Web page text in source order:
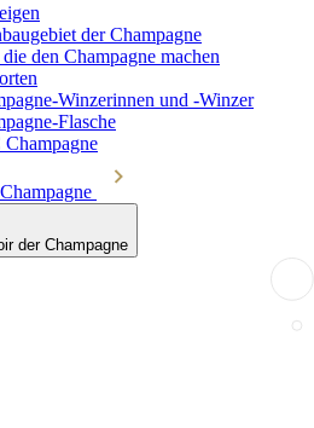
der Champagne
den Champagne machen
Winzerinnen und -Winzer
Flasche
der Champagne